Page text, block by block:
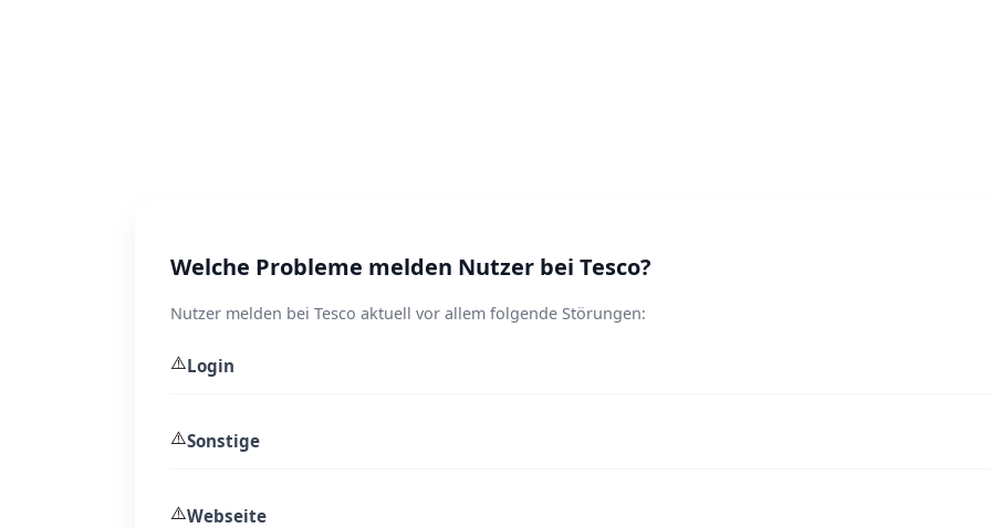
Welche Probleme melden Nutzer bei Tesco?
Nutzer melden bei Tesco aktuell vor allem folgende Störungen:
⚠️Login
⚠️Sonstige
⚠️Webseite